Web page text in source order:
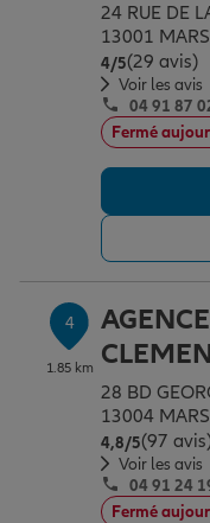
Retraite
Tous nos devis
24 RUE DE
13001
4/5Note de 4 sur 5
(29 avis)
Voir les avis
04 91 87
Fermé
4
1.85 km
28 BD
13004
4,8/5Note de 4.8 sur
(97
Voir les avis
04 91 24
Fermé